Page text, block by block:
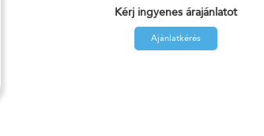
Kérj ingyenes árajánlatot
Ajánlatkérés